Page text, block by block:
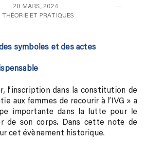
20 MARS, 2024
THÉORIE ET PRATIQUES
symboles et des actes
l’inscription dans la constitution de
aux femmes de recourir à l’IVG » a
importante dans la lutte pour le
de son corps. Dans cette note de
cet évènement historique.